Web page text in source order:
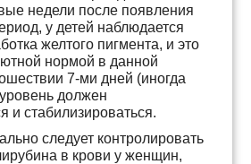
недели после появления
у детей наблюдается
желтого пигмента, и это
нормой в данной
7-ми дней (иногда
должен
и стабилизироваться.
следует контролировать
в крови у женщин,